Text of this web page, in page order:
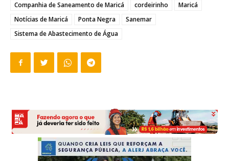
Companhia de Saneamento de Maricá
cordeirinho
Maricá
Notícias de Maricá
Ponta Negra
Sanemar
Sistema de Abastecimento de Água